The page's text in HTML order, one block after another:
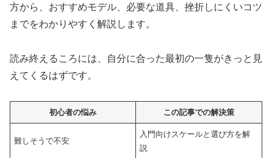
方から、おすすめモデル、必要な道具、挫折しにくいコツ
までをわかりやすく解説します。
読み終えるころには、自分に合った最初の一隻がきっと見
えてくるはずです。
初心者の悩み この記事での解決策
難しそうで不安
入門向けスケールと選び方を解
説